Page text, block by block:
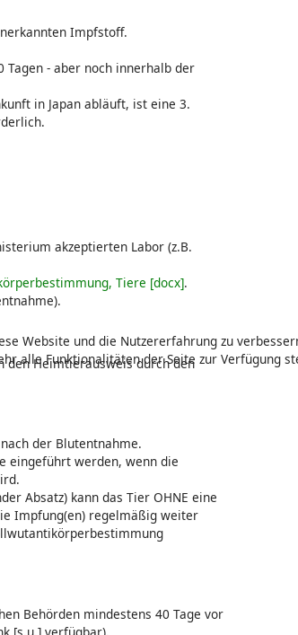
Impfstoff.
- aber noch innerhalb der
in Japan abläuft, ist eine 3.
akzeptierten Labor (z.B.
Tiere [docx].
den Heimtierausweis durch den
der Blutentnahme.
eingeführt werden, wenn die
Absatz) kann das Tier OHNE eine
Impfung(en) regelmäßig weiter
Behörden mindestens 40 Tage vor
Website und die Nutzererfahrung zu
alle Funktionalitäten der Seite zur Verfügung